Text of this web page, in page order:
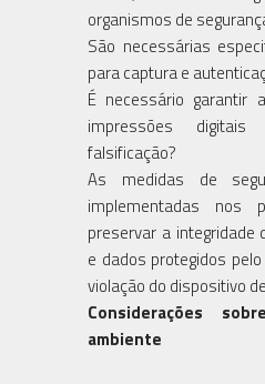
organismos de
São necessárias
para captura e
É necessário garantir
impressões
falsificação?
As medidas de
implementadas nos
preservar a
e dados protegidos
violação do dispositivo
Considerações
ambiente